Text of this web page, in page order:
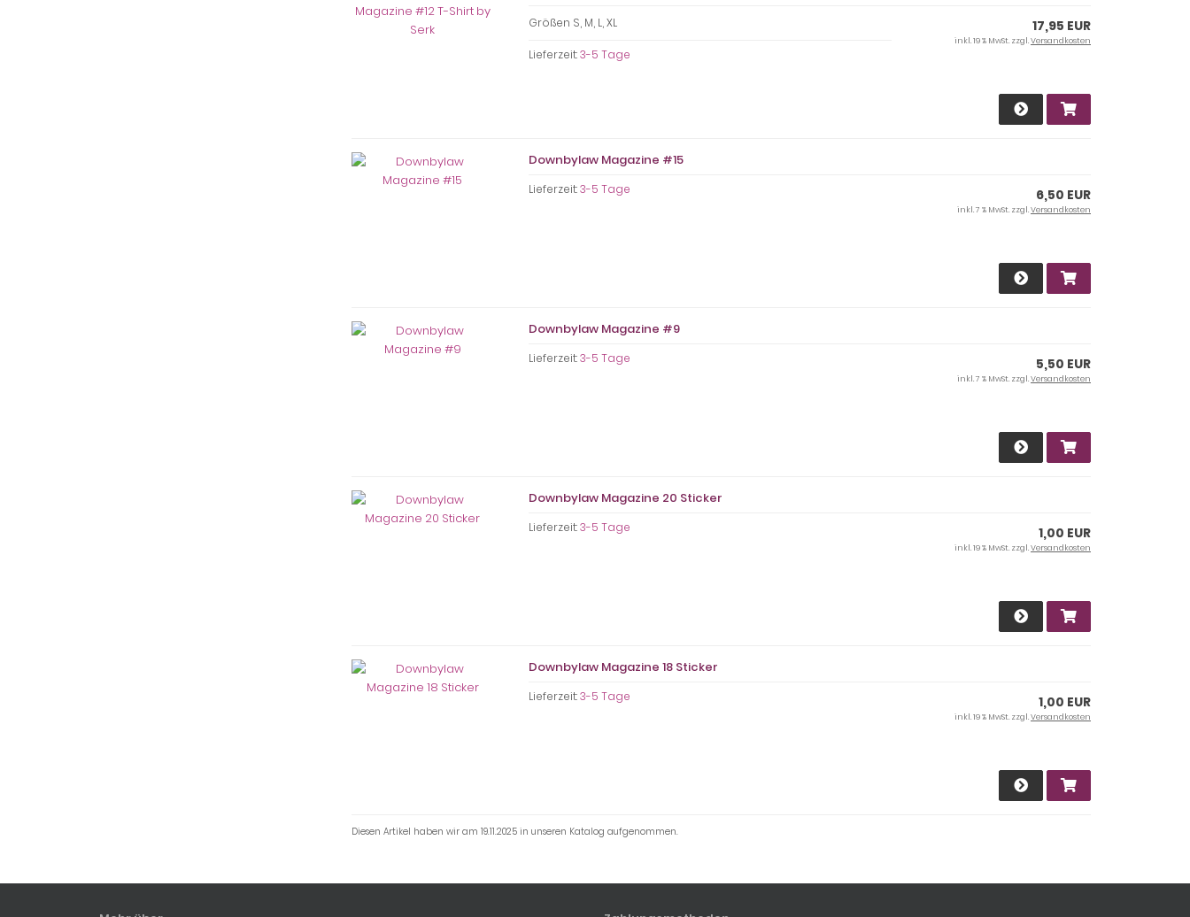
Größen S, M, L, XL
Lieferzeit:3-5 Tage
17,95 EUR
inkl. 19 % MwSt. zzgl.Versandkosten
Downbylaw Magazine #15
Lieferzeit:3-5 Tage 6,50 EUR
inkl. 7 % MwSt. zzgl.Versandkosten
Downbylaw Magazine #9
Lieferzeit:3-5 Tage 5,50 EUR
inkl. 7 % MwSt. zzgl.Versandkosten
Downbylaw Magazine 20 Sticker
Lieferzeit:3-5 Tage 1,00 EUR
inkl. 19 % MwSt. zzgl.Versandkosten
Downbylaw Magazine 18 Sticker
Lieferzeit:3-5 Tage 1,00 EUR
inkl. 19 % MwSt. zzgl.Versandkosten
Diesen Artikel haben wir am 19.11.2025 in unseren Katalog aufgenommen.